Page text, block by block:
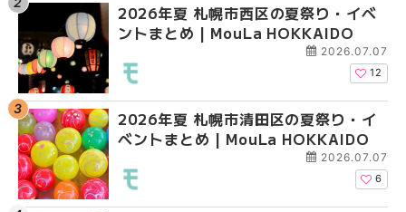
2026年夏 札幌市西区の夏祭り・イベ
ントまとめ | MouLa HOKKAIDO
2026.07.07
12
2026年夏 札幌市清田区の夏祭り・イ
ベントまとめ | MouLa HOKKAIDO
2026.07.07
6
【2026年最新】札幌
ガーデン｜オープン日
大通公園から穴場テ
2026年夏 札幌市白石
ベントまとめ |
2026年夏 札幌市北区
ントまとめ | MouLa
2026年夏 札幌市白石
ベントまとめ |